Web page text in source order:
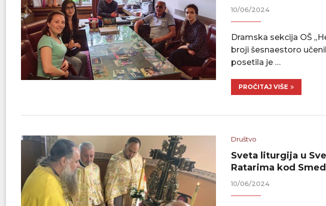
10/06/2024
Dramska sekcija OŠ
broji šesnaestoro
posetila je …
PROČITAJ VIŠE
Društvo
Sveta liturgija u
Ratarima kod
10/06/2024